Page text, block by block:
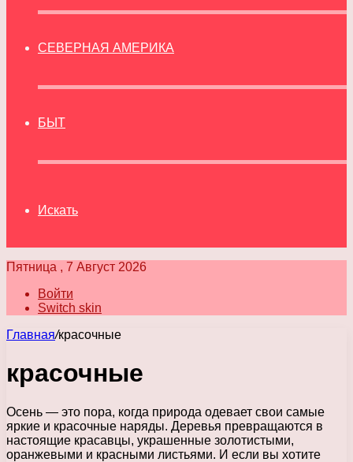
СЕВЕРНАЯ АМЕРИКА
БЫТ
Искать
Пятница , 7 Август 2026
Войти
Switch skin
Главная/красочные
красочные
Осень — это пора, когда природа одевает свои самые
яркие и красочные наряды. Деревья превращаются в
настоящие красавцы, украшенные золотистыми,
оранжевыми и красными листьями. И если вы хотите